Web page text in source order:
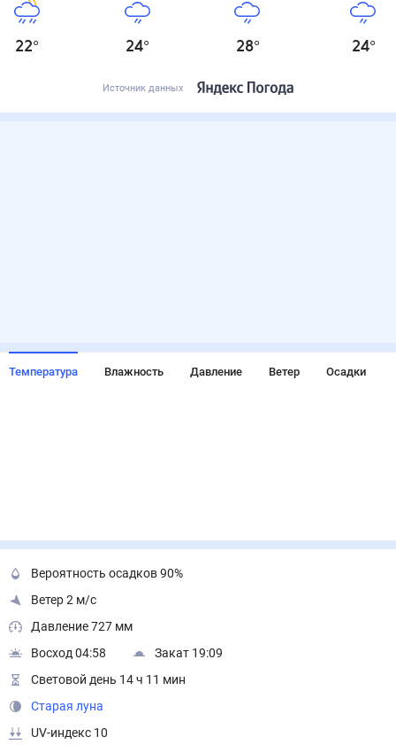
22° 24° 28° 24°
Источник данных
Температура Влажность Давление Ветер Осадки
Вероятность осадков 90%
Ветер 2 м/с
Давление 727 мм
Восход 04:58
Закат 19:09
Световой день 14 ч 11 мин
Старая луна
UV-индекс 10